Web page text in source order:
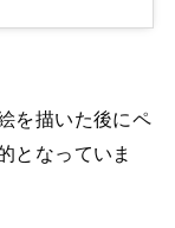
を描いた後にペ
となっていま